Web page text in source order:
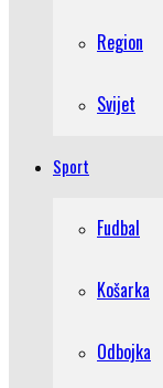
Region
Svijet
Sport
Fudbal
Košarka
Odbojka